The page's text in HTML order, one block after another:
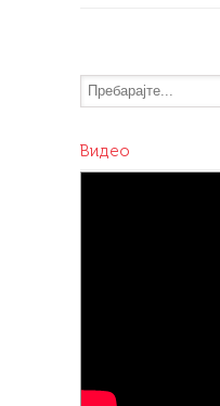
Видеo